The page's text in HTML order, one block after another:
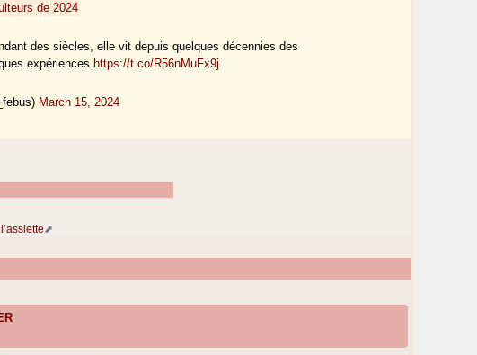
de 2024
des siècles, elle vit depuis quelques décennies des
expériences. https://t.co/R56nMuFx9j
March 15, 2024